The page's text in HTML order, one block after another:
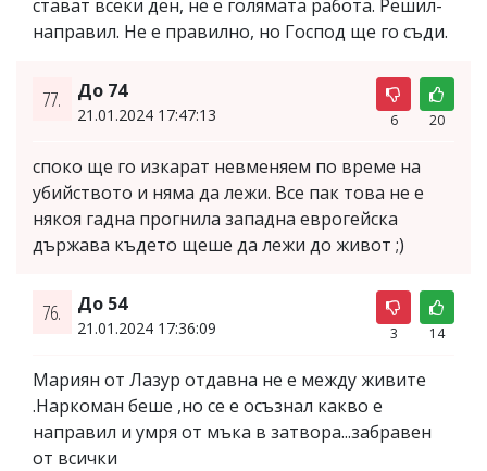
стават всеки ден, не е голямата работа. Решил-
направил. Не е правилно, но Господ ще го съди.
77. До 74
21.01.2024 17:47:13 6 20
споко ще го изкарат невменяем по време на
убийството и няма да лежи. Все пак това не е
някоя гадна прогнила западна еврогейска
държава където щеше да лежи до живот ;)
76. До 54
21.01.2024 17:36:09 3 14
Мариян от Лазур отдавна не е между живите
.Наркоман беше ,но се е осъзнал какво е
направил и умря от мъка в затвора...забравен
от всички